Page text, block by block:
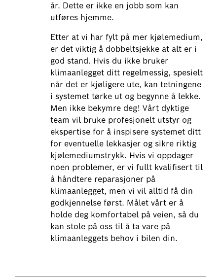
år. Dette er ikke en jobb som kan
utføres hjemme.
Etter at vi har fylt på mer kjølemedium,
er det viktig å dobbeltsjekke at alt er i
god stand. Hvis du ikke bruker
klimaanlegget ditt regelmessig, spesielt
når det er kjøligere ute, kan tetningene
i systemet tørke ut og begynne å lekke.
Men ikke bekymre deg! Vårt dyktige
team vil bruke profesjonelt utstyr og
ekspertise for å inspisere systemet ditt
for eventuelle lekkasjer og sikre riktig
kjølemediumstrykk. Hvis vi oppdager
noen problemer, er vi fullt kvalifisert til
å håndtere reparasjoner på
klimaanlegget, men vi vil alltid få din
godkjennelse først. Målet vårt er å
holde deg komfortabel på veien, så du
kan stole på oss til å ta vare på
klimaanleggets behov i bilen din.